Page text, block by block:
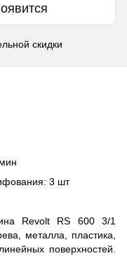
скидки
3 шт
Revolt RS 600 3/1
металла, пластика,
поверхностей.